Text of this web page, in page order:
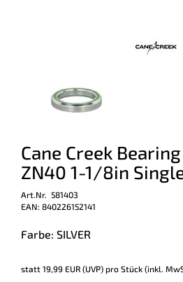
Cane Creek
ZN40 1-1/8in
Art.Nr. 581403
EAN: 840226152141
Farbe: SILVER
statt 19,99 EUR (UVP) pro Stück (inkl.